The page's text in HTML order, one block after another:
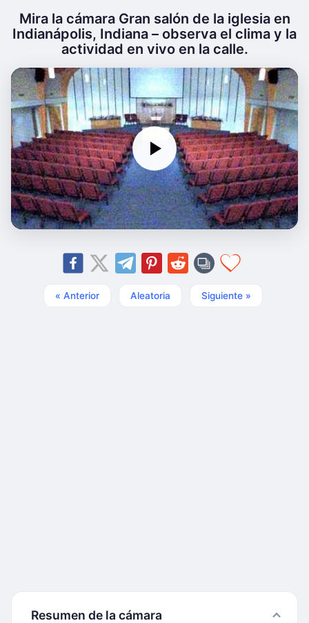
Mira la cámara Gran salón de la iglesia en
Indianápolis, Indiana – observa el clima y la
actividad en vivo en la calle.
« Anterior Aleatoria Siguiente »
Resumen de la cámara